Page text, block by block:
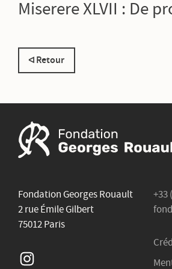
Miserere XLVII : De
Retour
Fondation Georges Rouault
2 rue Émile Gilbert
75012 Paris
Instagram
+33